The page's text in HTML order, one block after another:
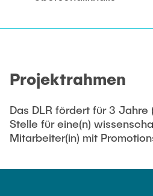
Projektrahmen
Das DLR fördert für 3 Jahre
Stelle für eine(n)
Mitarbeiter(in) mit